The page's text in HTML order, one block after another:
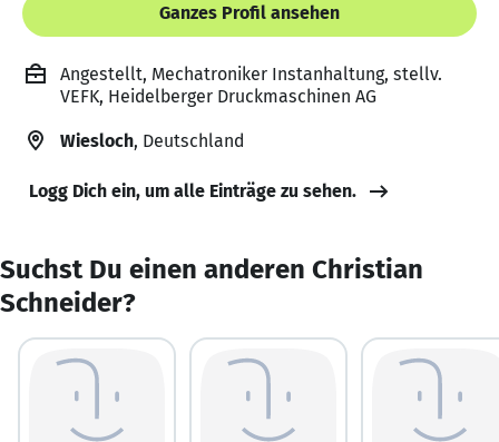
Ganzes Profil ansehen
Angestellt, Mechatroniker Instanhaltung, stellv.
VEFK, Heidelberger Druckmaschinen AG
Wiesloch, Deutschland
Logg Dich ein, um alle Einträge zu sehen.
Suchst Du einen anderen Christian
Schneider?